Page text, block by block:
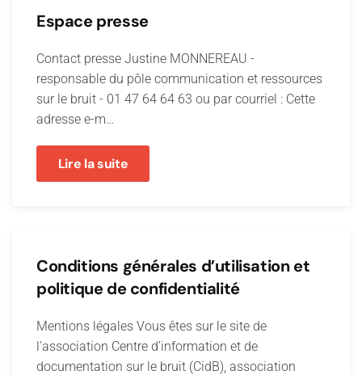
Espace presse
Contact presse Justine MONNEREAU -
responsable du pôle communication et ressources
sur le bruit - 01 47 64 64 63 ou par courriel : Cette
adresse e-m…
Lire la suite
Conditions générales d’utilisation et
politique de confidentialité
Mentions légales Vous êtes sur le site de
l'association Centre d’information et de
documentation sur le bruit (CidB), association